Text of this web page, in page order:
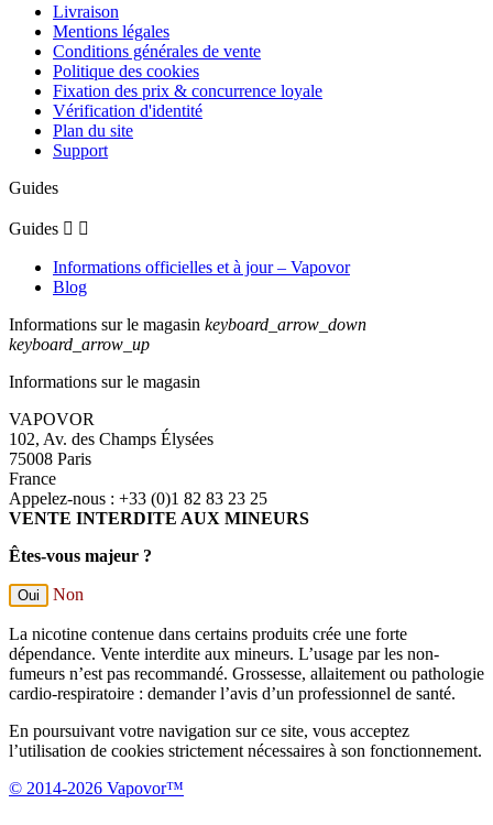
Livraison
Mentions légales
Conditions générales de vente
Politique des cookies
Fixation des prix & concurrence loyale
Vérification d'identité
Plan du site
Support
Guides
Guides  
Informations officielles et à jour – Vapovor
Blog
Informations sur le magasin keyboard_arrow_down
keyboard_arrow_up
Informations sur le magasin
VAPOVOR
102, Av. des Champs Élysées
75008 Paris
France
Appelez-nous : +33 (0)1 82 83 23 25
VENTE INTERDITE AUX MINEURS
Êtes-vous majeur ?
Oui Non
La nicotine contenue dans certains produits crée une forte
dépendance. Vente interdite aux mineurs. L’usage par les non-
fumeurs n’est pas recommandé. Grossesse, allaitement ou pathologie
cardio-respiratoire : demander l’avis d’un professionnel de santé.
En poursuivant votre navigation sur ce site, vous acceptez
l’utilisation de cookies strictement nécessaires à son fonctionnement.
© 2014-2026 Vapovor™